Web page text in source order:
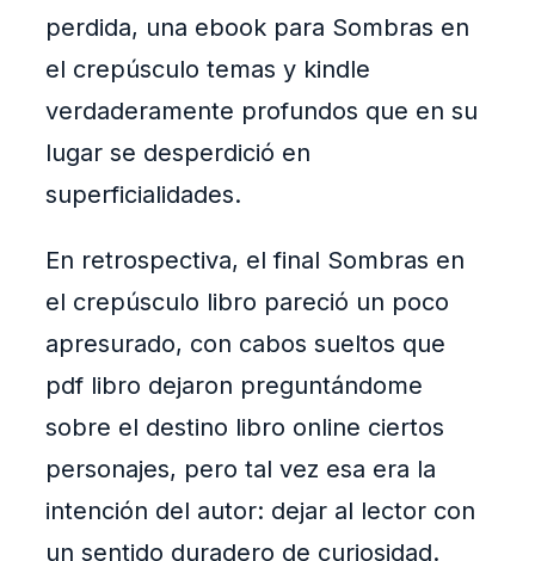
perdida, una ebook para Sombras en
el crepúsculo temas y kindle
verdaderamente profundos que en su
lugar se desperdició en
superficialidades.
En retrospectiva, el final Sombras en
el crepúsculo libro pareció un poco
apresurado, con cabos sueltos que
pdf libro dejaron preguntándome
sobre el destino libro online​ ciertos
personajes, pero tal vez esa era la
intención del autor: dejar al lector con
un sentido duradero de curiosidad.